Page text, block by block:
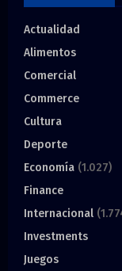
Actualidad
Alimentos
Comercial
Commerce
Cultura
Deporte
Economía (1.027)
Finance
Internacional
Investments
Juegos